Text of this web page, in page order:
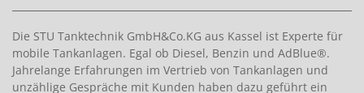
Die STU Tanktechnik GmbH&Co.KG aus Kassel ist Experte für
mobile Tankanlagen. Egal ob Diesel, Benzin und AdBlue®.
Jahrelange Erfahrungen im Vertrieb von Tankanlagen und
unzählige Gespräche mit Kunden haben dazu geführt ein